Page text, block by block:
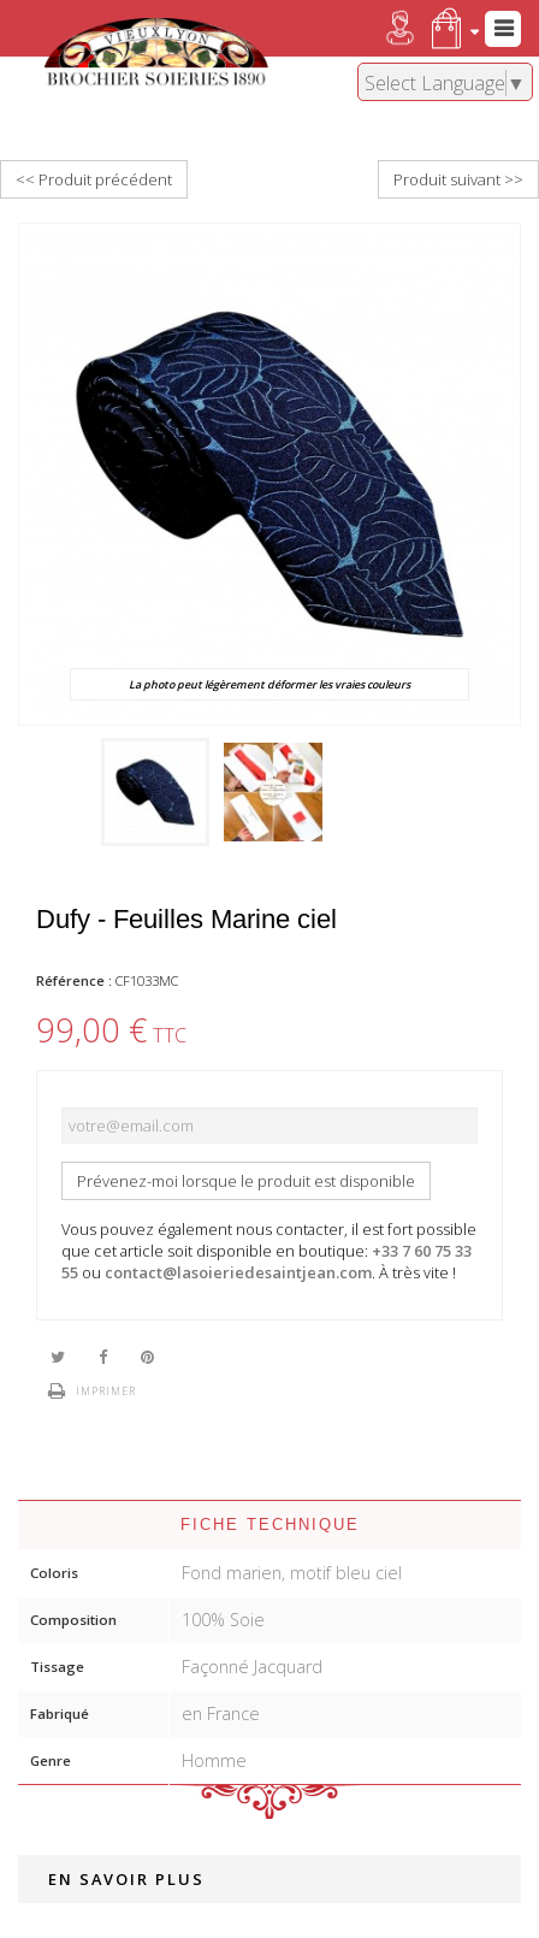
Select Language ▼
<< Produit précédent Produit suivant >>
La photo peut légèrement déformer les vraies couleurs
Dufy - Feuilles Marine ciel
Référence : CF1033MC
99,00 € TTC
Prévenez-moi lorsque le produit est disponible
Vous pouvez également nous contacter, il est fort possible
que cet article soit disponible en boutique: +33 7 60 75 33
55 ou contact@lasoieriedesaintjean.com. À très vite !
IMPRIMER
FICHE TECHNIQUE
Coloris Fond marien, motif bleu ciel
Composition 100% Soie
Tissage Façonné Jacquard
Fabriqué en France
Genre Homme
EN SAVOIR PLUS